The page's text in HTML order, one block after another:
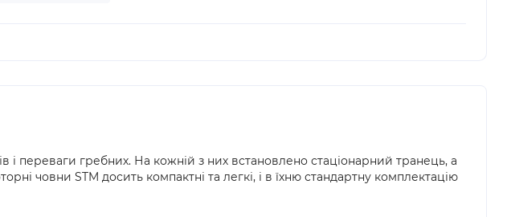
і переваги гребних. На кожній з них встановлено стаціонарний транець, а
човни STM досить компактні та легкі, і в їхню стандартну комплектацію